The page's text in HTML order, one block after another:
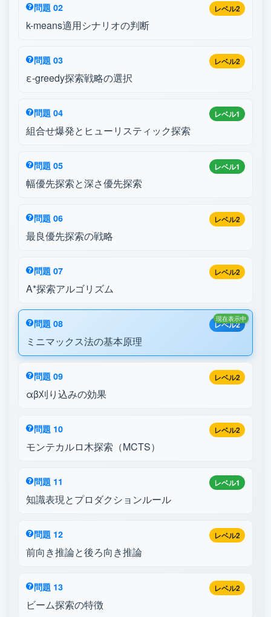
レベル2
問題 02
k-means適用シナリオの判断
レベル2
問題 03
ε-greedy探索戦略の選択
レベル1
問題 04
組合せ爆発とヒューリスティック探索
レベル1
問題 05
幅優先探索と深さ優先探索
レベル2
問題 06
最良優先探索の戦略
レベル2
問題 07
A*探索アルゴリズム
レベル2
問題 08
ミニマックス法の基本原理
現在表示中
レベル2
問題 09
αβ刈り込みの効果
レベル2
問題 10
モンテカルロ木探索（MCTS）
レベル1
問題 11
知識表現とプロダクションルール
レベル2
問題 12
前向き推論と後ろ向き推論
レベル2
問題 13
ビーム探索の特徴